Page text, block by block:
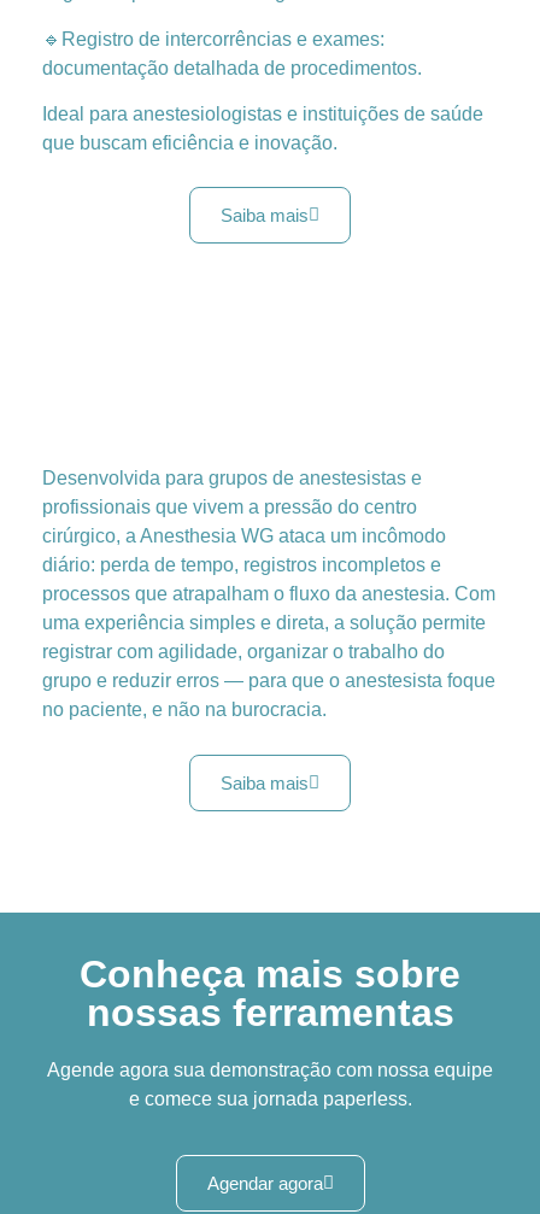
🔹Registro de intercorrências e exames:
documentação detalhada de procedimentos.
Ideal para anestesiologistas e instituições de saúde
que buscam eficiência e inovação.
Saiba mais
Desenvolvida para grupos de anestesistas e
profissionais que vivem a pressão do centro
cirúrgico, a Anesthesia WG ataca um incômodo
diário: perda de tempo, registros incompletos e
processos que atrapalham o fluxo da anestesia. Com
uma experiência simples e direta, a solução permite
registrar com agilidade, organizar o trabalho do
grupo e reduzir erros — para que o anestesista foque
no paciente, e não na burocracia.
Saiba mais
Conheça mais sobre
nossas ferramentas
Agende agora sua demonstração com nossa equipe
e comece sua jornada paperless.
Agendar agora